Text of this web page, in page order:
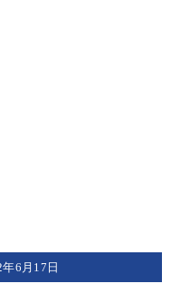
6月17日